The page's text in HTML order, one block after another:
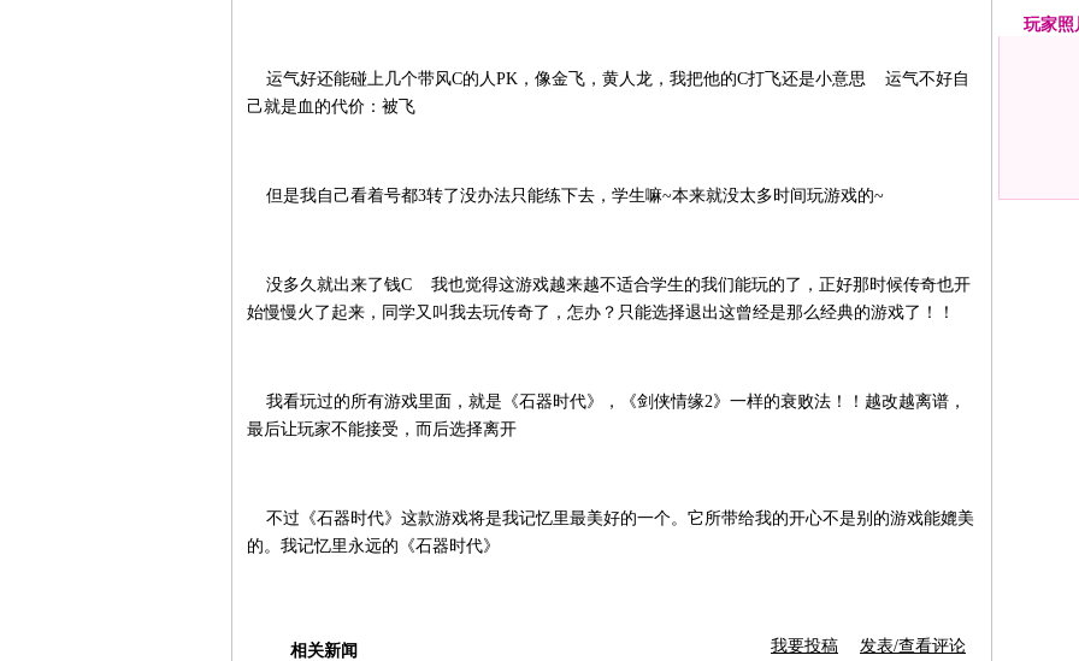
运气好还能碰上几个带风C的人PK，像金飞，黄人龙，我把他的C打飞还是小意思 运气不好自
己就是血的代价：被飞
但是我自己看着号都3转了没办法只能练下去，学生嘛~本来就没太多时间玩游戏的~
没多久就出来了钱C 我也觉得这游戏越来越不适合学生的我们能玩的了，正好那时候传奇也开
始慢慢火了起来，同学又叫我去玩传奇了，怎办？只能选择退出这曾经是那么经典的游戏了！！
我看玩过的所有游戏里面，就是《石器时代》，《剑侠情缘2》一样的衰败法！！越改越离谱，
最后让玩家不能接受，而后选择离开
不过《石器时代》这款游戏将是我记忆里最美好的一个。它所带给我的开心不是别的游戏能媲美
的。我记忆里永远的《石器时代》
相关新闻 我要投稿 发表/查看评论
玩家照